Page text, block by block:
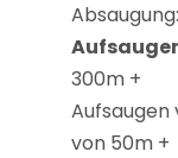
300m +
Aufsaugen
von 50m +